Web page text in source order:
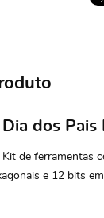
dos
Kit de ferramentas
e 12 bits